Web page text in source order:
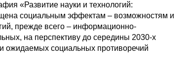
«Развитие науки и технологий:
социальным эффектам – возможностям и
прежде всего – информационно-
на перспективу до середины 2030-х
ожидаемых социальных противоречий